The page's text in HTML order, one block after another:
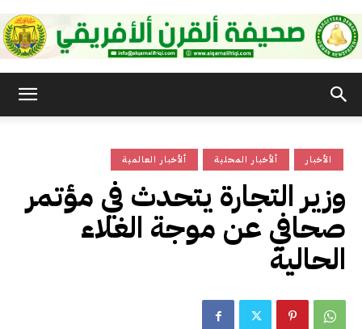
القرن
الأفريقي
ألأخبار العالمية ألأخبار المحلية الأخبار
وزير التجارة يتحدث في مؤتمر
صحافي عن موجة الغلاء
الحالية